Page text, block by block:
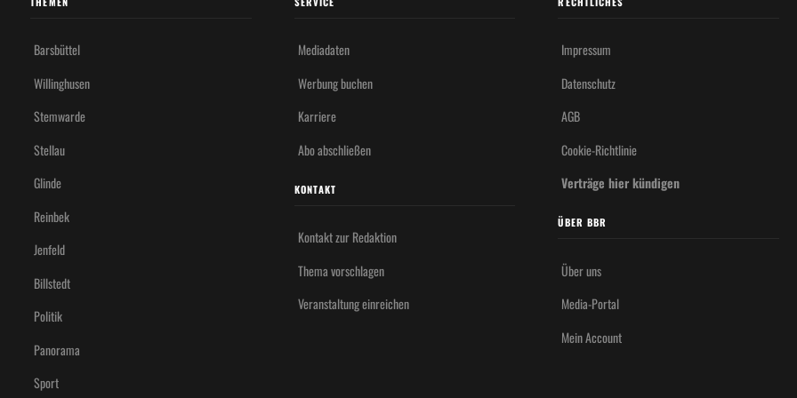
Barsbüttel
Willinghusen
Stemwarde
Stellau
Glinde
Reinbek
Jenfeld
Billstedt
Politik
Panorama
Sport
Mediadaten
Werbung buchen
Karriere
Abo abschließen
KONTAKT
Kontakt zur Redaktion
Thema vorschlagen
Veranstaltung einreichen
Impressum
Datenschutz
AGB
Cookie-Richtlinie
Verträge hier kündigen
ÜBER BBR
Über uns
Media-Portal
Mein Account